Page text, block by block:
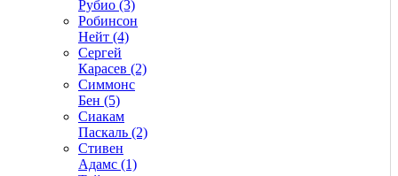
Рубио (3)
Робинсон
Нейт (4)
Сергей
Карасев (2)
Симмонс
Бен (5)
Сиакам
Паскаль (2)
Стивен
Адамс (1)